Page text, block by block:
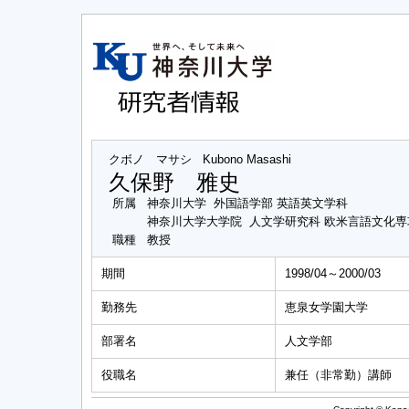
クボノ マサシ Kubono Masashi
久保野 雅史
所属
神奈川大学 外国語学部 英語英文学科
神奈川大学大学院 人文学研究科 欧米言語文化
職種
教授
期間 1998/04～2000/03
勤務先 恵泉女学園大学
部署名 人文学部
役職名 兼任（非常勤）講師